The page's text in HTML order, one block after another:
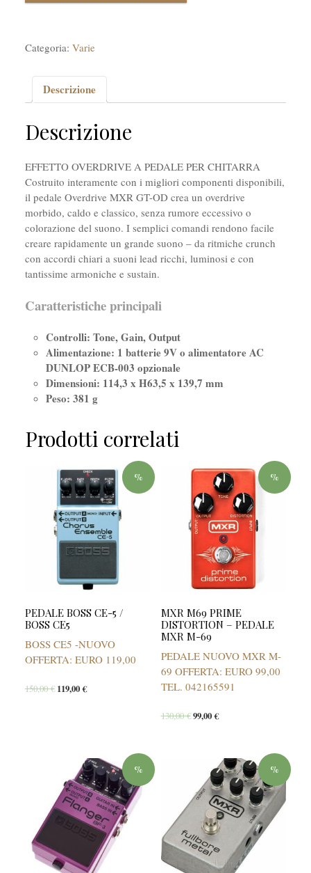
Categoria: Varie
Descrizione
Descrizione
EFFETTO OVERDRIVE A PEDALE PER CHITARRA
Costruito interamente con i migliori componenti disponibili,
il pedale Overdrive MXR GT-OD crea un overdrive
morbido, caldo e classico, senza rumore eccessivo o
colorazione del suono. I semplici comandi rendono facile
creare rapidamente un grande suono – da ritmiche crunch
con accordi chiari a suoni lead ricchi, luminosi e con
tantissime armoniche e sustain.
Caratteristiche principali
Controlli: Tone, Gain, Output
Alimentazione: 1 batterie 9V o alimentatore AC
DUNLOP ECB-003 opzionale
Dimensioni: 114,3 x H63,5 x 139,7 mm
Peso: 381 g
Prodotti correlati
%
PEDALE BOSS CE-5 /
BOSS CE5
BOSS CE5 -NUOVO
OFFERTA: EURO 119,00
150,00€ 119,00€
%
MXR M69 PRIME
DISTORTION – PEDALE
MXR M-69
PEDALE NUOVO MXR M-
69 OFFERTA: EURO 99,00
TEL. 042165591
130,00€99,00€
% %